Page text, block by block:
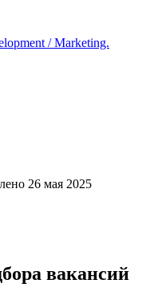
/ Marketing.
26 мая 2025
вакансий